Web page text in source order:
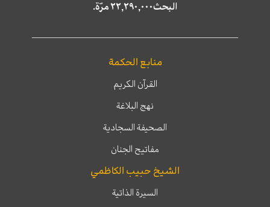
البحث٢٢,٢٩٠,٠٠٠ مرّة.
منابع الحكمة
القرآن الكريم
نهج البلاغة
الصحيفة السجادية
مفاتيح الجنان
الشيخ حبيب الكاظمي
السيرة الذاتية